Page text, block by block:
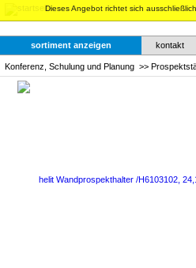
Dieses Angebot richtet sich
sortiment anzeigen kontakt
Konferenz, Schulung und Planung>>